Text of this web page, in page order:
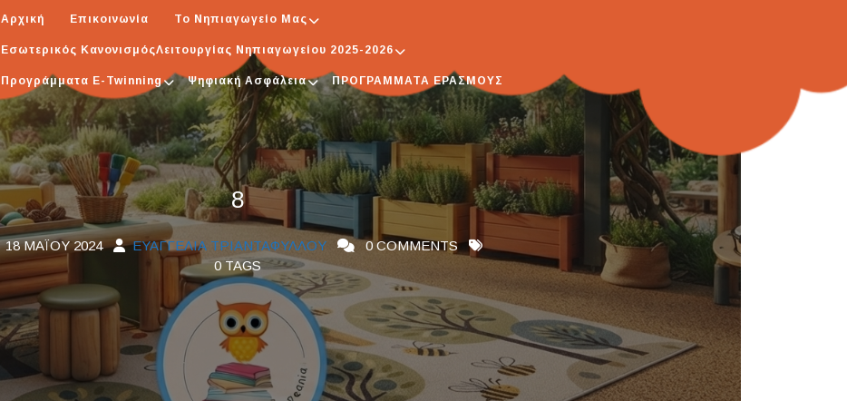
Αρχική Επικοινωνία Το Νηπιαγωγείο Μας
Εσωτερικός ΚανονισμόςΛειτουργίας Νηπιαγωγείου 2025-2026
Προγράμματα E-Twinning Ψηφιακή Ασφάλεια ΠΡΟΓΡΑΜΜΑΤΑ ΕΡΑΣΜΟΥΣ
8
18 ΜΑΪ́ΟΥ 2024 ΕΥΑΓΓΕΛΊΑ ΤΡΙΑΝΤΑΦΎΛΛΟΥ
0 COMMENTS
0 TAGS